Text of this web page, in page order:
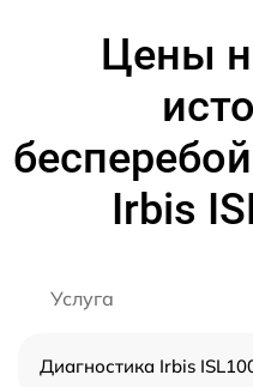
Цены
Irbis
Услуга
Диагностика Irbis